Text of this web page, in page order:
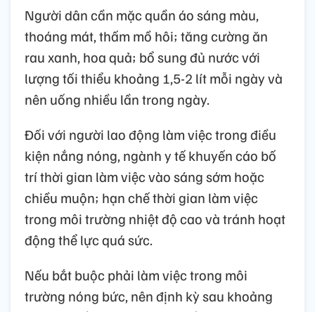
Người dân cần mặc quần áo sáng màu,
thoáng mát, thấm mồ hôi; tăng cường ăn
rau xanh, hoa quả; bổ sung đủ nước với
lượng tối thiểu khoảng 1,5-2 lít mỗi ngày và
nên uống nhiều lần trong ngày.
Đối với người lao động làm việc trong điều
kiện nắng nóng, ngành y tế khuyến cáo bố
trí thời gian làm việc vào sáng sớm hoặc
chiều muộn; hạn chế thời gian làm việc
trong môi trường nhiệt độ cao và tránh hoạt
động thể lực quá sức.
Nếu bắt buộc phải làm việc trong môi
trường nóng bức, nên định kỳ sau khoảng